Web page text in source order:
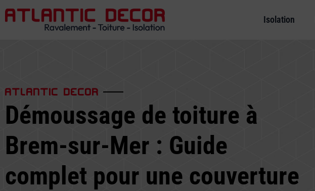
Isolation
ATLANTIC DECOR
Démoussage de toiture à
Brem-sur-Mer : Guide
complet pour une couverture